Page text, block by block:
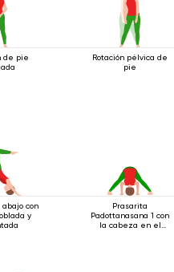
de pie
Rotación pélvica de
pie
abajo con
y
Prasarita
Padottanasana 1 con
la cabeza en el